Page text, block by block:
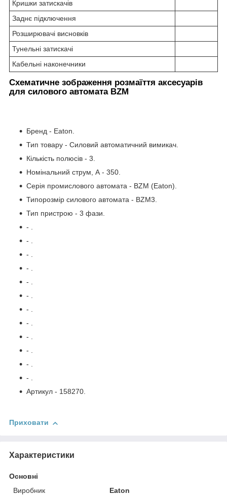
Кришки затискачів
Заднє підключення
Розширювачі висновків
Тунельні затискачі
Кабельні наконечники
Схематичне зображення розмаїття аксесуарів
для силового автомата BZM
Бренд - Eaton.
Тип товару - Силовий автоматичний вимикач.
Кількість полюсів - 3.
Номінальний струм, А - 350.
Серія промислового автомата - BZM (Eaton).
Типорозмір силового автомата - BZM3.
Тип пристрою - 3 фази.
- .
- .
- .
- .
- .
- .
- .
- .
- .
- .
- .
- .
Артикул - 158270.
Приховати
Характеристики
Основні
Виробник
Eaton